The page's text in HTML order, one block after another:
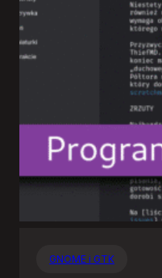
GNOME i GTK